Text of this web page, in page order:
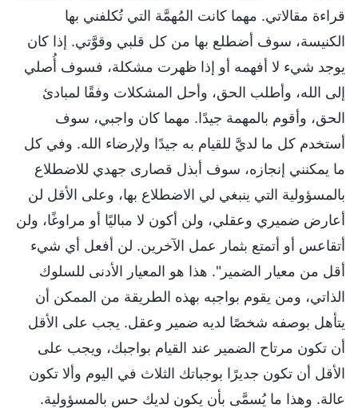
قراءة مقالاتي. مهما كانت المُهمَّة التي تُكلفني بها
الكنيسة، سوف أضطلع بها من كل قلبي وقوَّتي. إذا كان
يوجد شيء لا أفهمه أو إذا ظهرت مشكلة، فسوف أُصلي
إلى الله، وأطلب الحق، وأحل المشكلات وفقًا لمبادئ
الحق، وأقوم بالمهمة جيدًا. مهما كان واجبي، سوف
أستخدم كل ما لديَّ للقيام به جيدًا ولإرضاء الله. وفي كل
ما يمكنني إنجازه، سوف أبذل قصارى جهدي للاضطلاع
بالمسؤولية التي ينبغي لي الاضطلاع بها، وعلى الأقل لن
أعارض ضميري وعقلي، ولن أكون لا مباليًا أو مراوغًا، ولن
أتقاعس أو أتمتع بثمار عمل الآخرين. لن أفعل أي شيء
أقل من معيار الضمير". هذا هو المعيار الأدنى للسلوك
الذاتي، ومن يقوم بواجبه بهذه الطريقة من الممكن أن
يتأهل بوصفه شخصًا لديه ضمير وعقل. يجب على الأقل
أن تكون مرتاح الضمير عند القيام بواجبك، ويجب على
الأقل أن تكون جديرًا بوجباتك الثلاث في اليوم وألا تكون
عالة. وهذا ما يُسمَّى بأن يكون لديك حس بالمسؤولية.